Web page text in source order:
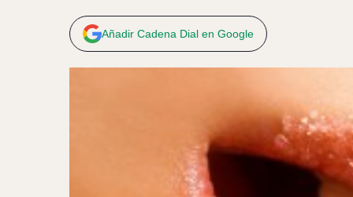
Añadir Cadena Dial en Google